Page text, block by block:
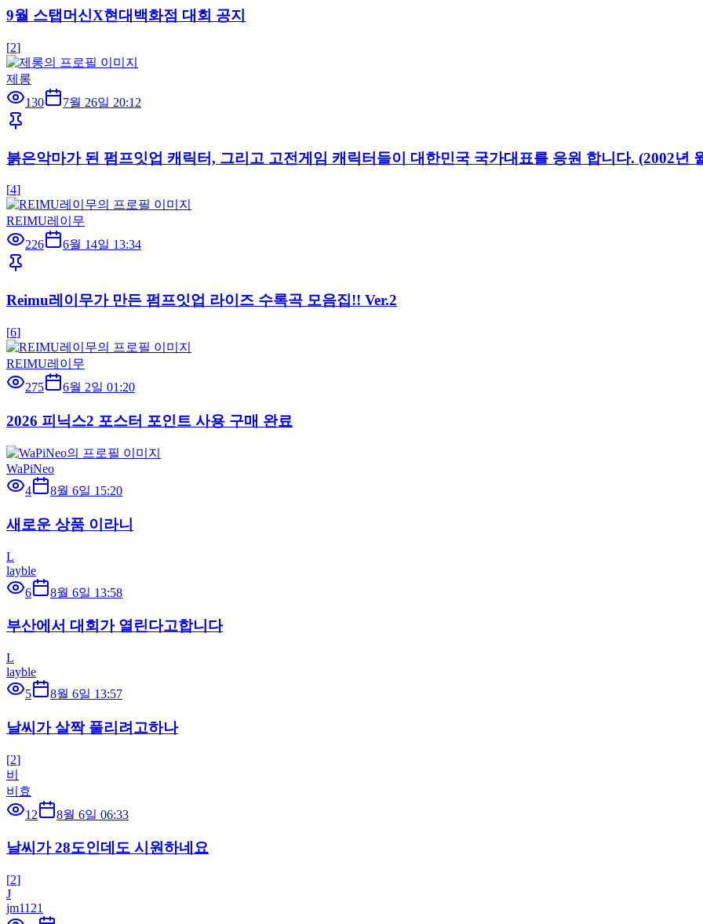
9월 스탭머신X현대백화점 대회 공지
[2]
제롱
130
7월 26일 20:12
붉은악마가 된 펌프잇업 캐릭터, 그리고 고전게임 캐릭터들이 대한민국 국가대표를 응원 합니다. (2002년
[4]
REIMU레이무
226
6월 14일 13:34
Reimu레이무가 만든 펌프잇업 라이즈 수록곡 모음집!! Ver.2
[6]
REIMU레이무
275
6월 2일 01:20
2026 피닉스2 포스터 포인트 사용 구매 완료
WaPiNeo
4
8월 6일 15:20
새로운 상품 이라니
L
layble
6
8월 6일 13:58
부산에서 대회가 열린다고합니다
L
layble
5
8월 6일 13:57
날씨가 살짝 풀리려고하나
[2]
비
비효
12
8월 6일 06:33
날씨가 28도인데도 시원하네요
[2]
J
jm1121